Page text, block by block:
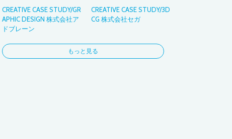
CREATIVE CASE STUDY/GR
APHIC DESIGN 株式会社ア
ドブレーン
CREATIVE CASE STUDY/3D
CG 株式会社セガ
もっと見る